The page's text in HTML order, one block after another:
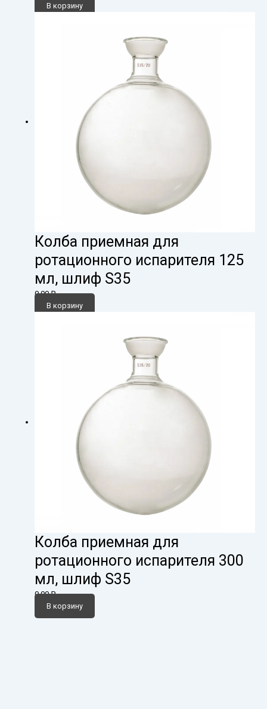
В корзину
Колба приемная для
ротационного испарителя 125
мл, шлиф S35
0,00₽
В корзину
Колба приемная для
ротационного испарителя 300
мл, шлиф S35
0,00₽
В корзину